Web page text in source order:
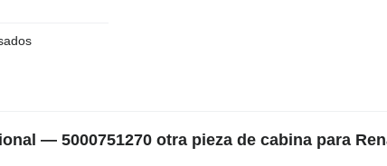
— 5000751270 otra pieza de cabina para